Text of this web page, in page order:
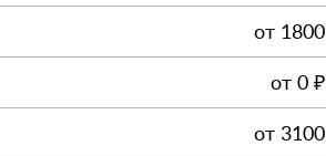
от 1800
от 0 ₽
от 3100